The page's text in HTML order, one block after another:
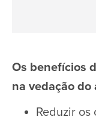
Os benefícios
na vedação do
Reduzir os